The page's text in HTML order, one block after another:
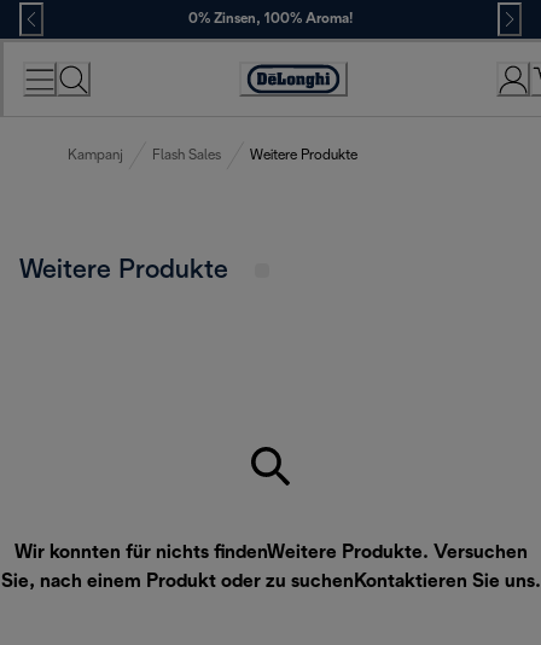
Skip
to
Content
0% Zinsen, 100% Aroma!
Erklärung
Zugänglichkeit
Kampanj Flash Sales Weitere Produkte
Weitere Produkte
Wir konnten für nichts findenWeitere Produkte. Versuchen
Sie, nach einem Produkt oder zu suchen Kontaktieren Sie uns.